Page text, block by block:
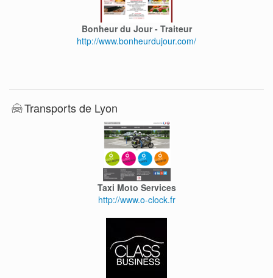
Bonheur du Jour - Traiteur
http://www.bonheurdujour.com/
Transports de Lyon
Taxi Moto Services
http://www.o-clock.fr